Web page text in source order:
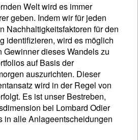
Welt wird es immer
geben. Indem wir für jeden
Nachhaltigkeitsfaktoren für den
identifizieren, wird es möglich
dieses Wandels zu
auf Basis der
auszurichten. Dieser
wird in der Regel von
Es ist unser Bestreben,
bei Lombard Odier
in alle Anlageentscheidungen